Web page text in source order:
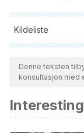
Kildeliste
Alle siterte kilder
sikre deres
Bibliografien i
Mease, P. J.,
Denne teksten
konsultasjon med